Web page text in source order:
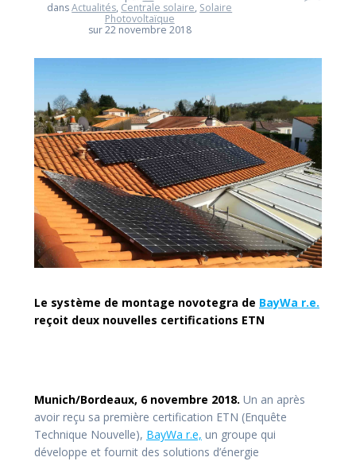
dansActualités, Centrale solaire, Solaire
Photovoltaïque
sur 22 novembre 2018
Le système de montage novotegra de BayWa r.e.
reçoit deux nouvelles certifications ETN
Munich/Bordeaux, 6 novembre 2018. Un an après
avoir reçu sa première certification ETN (Enquête
Technique Nouvelle), BayWa r.e, un groupe qui
développe et fournit des solutions d’énergie